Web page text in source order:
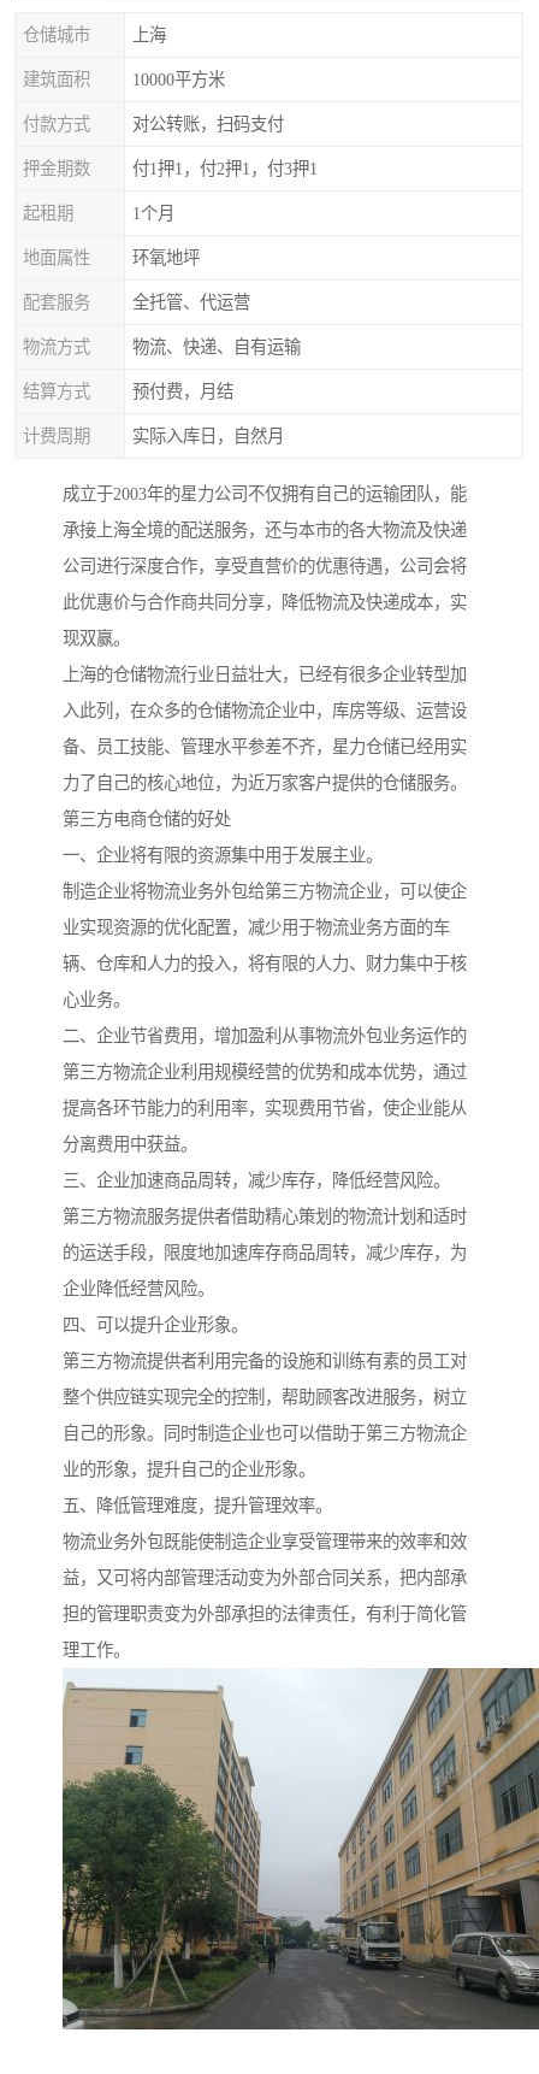
仓储城市 上海
建筑面积 10000平方米
付款方式 对公转账，扫码支付
押金期数 付1押1，付2押1，付3押1
起租期 1个月
地面属性 环氧地坪
配套服务 全托管、代运营
物流方式 物流、快递、自有运输
结算方式 预付费，月结
计费周期 实际入库日，自然月
成立于2003年的星力公司不仅拥有自己的运输团队，能
承接上海全境的配送服务，还与本市的各大物流及快递
公司进行深度合作，享受直营价的优惠待遇，公司会将
此优惠价与合作商共同分享，降低物流及快递成本，实
现双赢。
上海的仓储物流行业日益壮大，已经有很多企业转型加
入此列，在众多的仓储物流企业中，库房等级、运营设
备、员工技能、管理水平参差不齐，星力仓储已经用实
力了自己的核心地位，为近万家客户提供的仓储服务。
第三方电商仓储的好处
一、企业将有限的资源集中用于发展主业。
制造企业将物流业务外包给第三方物流企业，可以使企
业实现资源的优化配置，减少用于物流业务方面的车
辆、仓库和人力的投入，将有限的人力、财力集中于核
心业务。
二、企业节省费用，增加盈利从事物流外包业务运作的
第三方物流企业利用规模经营的优势和成本优势，通过
提高各环节能力的利用率，实现费用节省，使企业能从
分离费用中获益。
三、企业加速商品周转，减少库存，降低经营风险。
第三方物流服务提供者借助精心策划的物流计划和适时
的运送手段，限度地加速库存商品周转，减少库存，为
企业降低经营风险。
四、可以提升企业形象。
第三方物流提供者利用完备的设施和训练有素的员工对
整个供应链实现完全的控制，帮助顾客改进服务，树立
自己的形象。同时制造企业也可以借助于第三方物流企
业的形象，提升自己的企业形象。
五、降低管理难度，提升管理效率。
物流业务外包既能使制造企业享受管理带来的效率和效
益，又可将内部管理活动变为外部合同关系，把内部承
担的管理职责变为外部承担的法律责任，有利于简化管
理工作。